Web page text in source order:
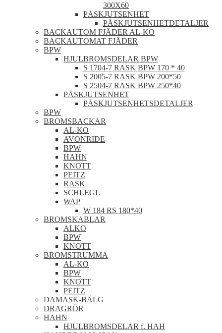
300X60
PÅSKJUTSENHET
PÅSKJUTSENHETDETALJER
BACKAUTOM FJÄDER AL-KO
BACKAUTOMAT FJÄDER
BPW
HJULBROMSDELAR BPW
S 1704-7 RASK BPW 170 * 40
S 2005-7 RASK BPW 200*50
S 2504-7 RASK BPW 250*40
PÅSKJUTSENHET
PÅSKJUTSENHETSDETALJER
BPW
BROMSBACKAR
AL-KO
AVONRIDE
BPW
HAHN
KNOTT
PEITZ
RASK
SCHLEGL
WAP
W 184 RS 180*40
BROMSKABLAR
ALKO
BPW
KNOTT
BROMSTRUMMA
AL-KO
BPW
KNOTT
PEITZ
DAMASK-BÄLG
DRAGRÖR
HAHN
HJULBROMSDELAR f. HAH